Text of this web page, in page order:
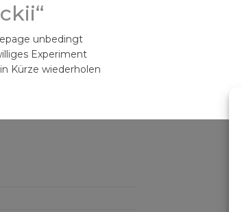
unbedingt
Experiment
Kürze wiederholen